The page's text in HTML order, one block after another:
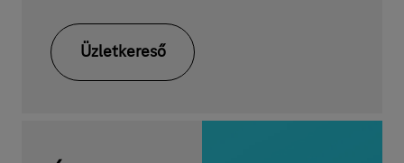
Üzletkereső